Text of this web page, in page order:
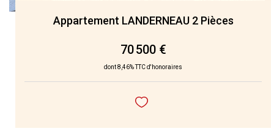
Appartement LANDERNEAU 2 Pièces
70 500 €
dont 8,46% TTC d'honoraires